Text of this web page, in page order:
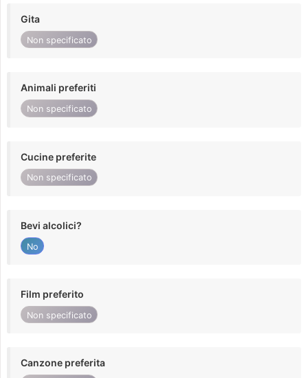
Gita
Non specificato
Animali preferiti
Non specificato
Cucine preferite
Non specificato
Bevi alcolici?
No
Film preferito
Non specificato
Canzone preferita